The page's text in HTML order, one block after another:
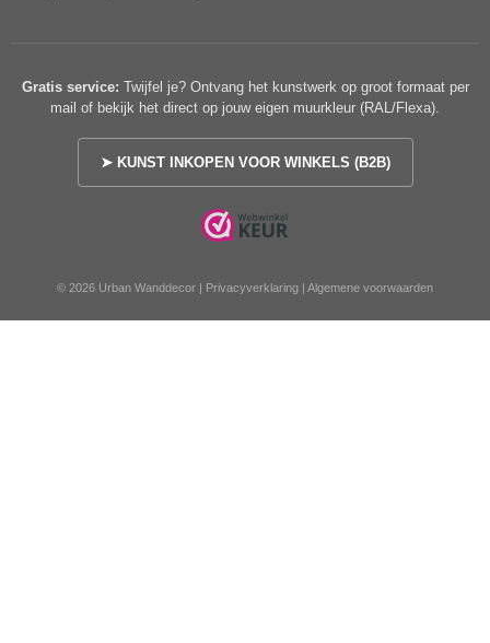
Gratis service: Twijfel je? Ontvang het kunstwerk op groot formaat per
mail of bekijk het direct op jouw eigen muurkleur (RAL/Flexa).
➤ KUNST INKOPEN VOOR WINKELS (B2B)
© 2026 Urban Wanddecor | Privacyverklaring | Algemene voorwaarden